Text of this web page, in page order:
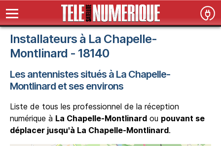
Installateurs à La Chapelle-
Montlinard - 18140
Les antennistes situés à La Chapelle-
Montlinard et ses environs
Liste de tous les professionnel de la réception
numérique à La Chapelle-Montlinard ou pouvant se
déplacer jusqu'à La Chapelle-Montlinard.